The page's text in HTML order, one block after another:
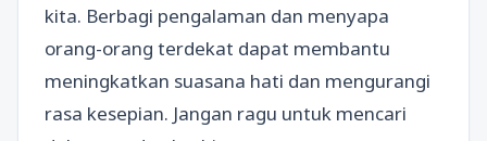
kita. Berbagi pengalaman dan menyapa
orang-orang terdekat dapat membantu
meningkatkan suasana hati dan mengurangi
rasa kesepian. Jangan ragu untuk mencari